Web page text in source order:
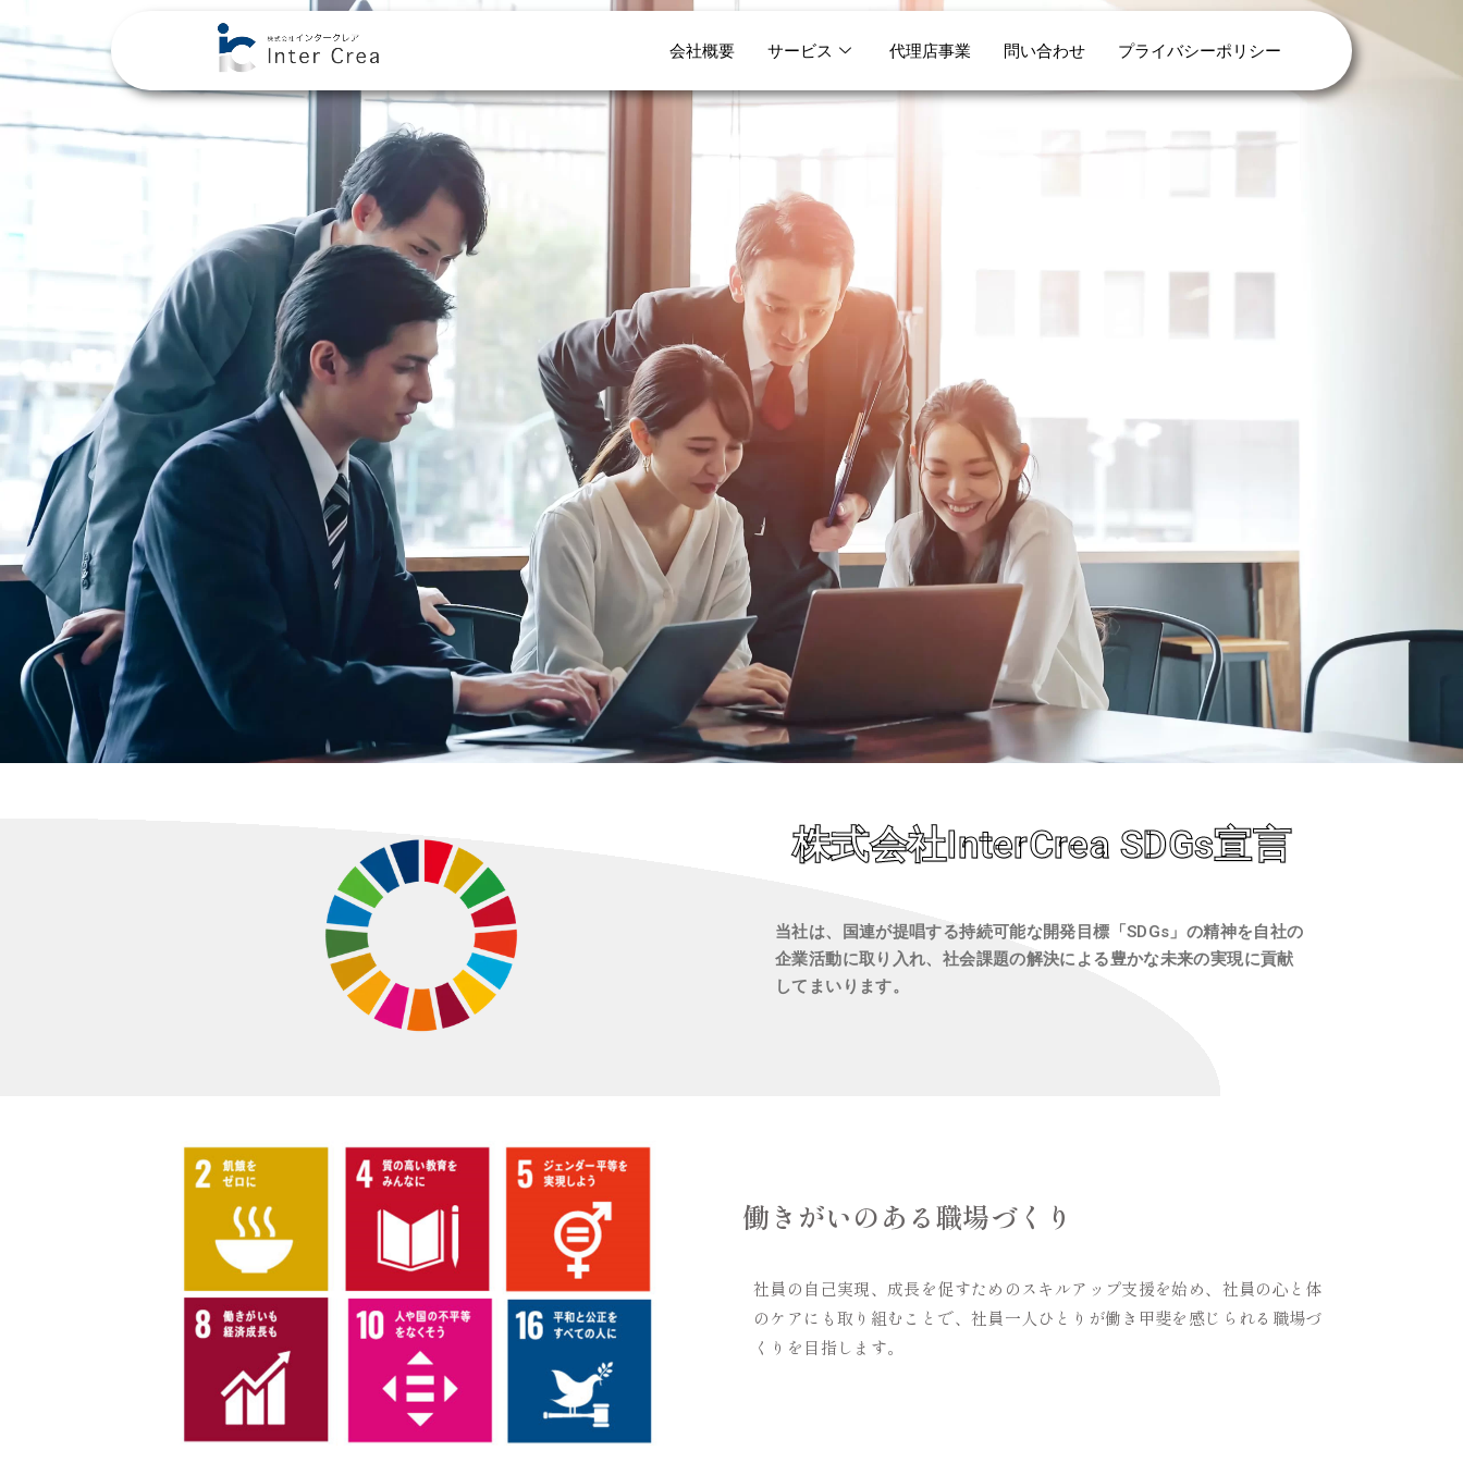
会社概要 サービス 代理店事業 問い合わせ プライバシーポリシー
株式会社InterCrea SDGs宣言
当社は、国連が提唱する持続可能な開発目標「SDGs」の精神を自社の
企業活動に取り入れ、社会課題の解決による豊かな未来の実現に貢献
してまいります。
働きがいのある職場づくり
社員の自己実現、成長を促すためのスキルアップ支援を始め、社員の心と体
のケアにも取り組むことで、社員一人ひとりが働き甲斐を感じられる職場づ
くりを目指します。